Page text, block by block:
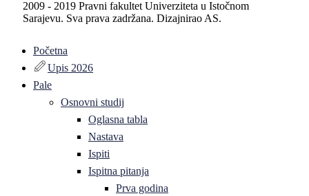
2009 - 2019 Pravni fakultet Univerziteta u Istočnom
Sarajevu. Sva prava zadržana. Dizajnirao AS.
Početna
Upis 2026
Pale
Osnovni studij
Oglasna tabla
Nastava
Ispiti
Ispitna pitanja
Prva godina